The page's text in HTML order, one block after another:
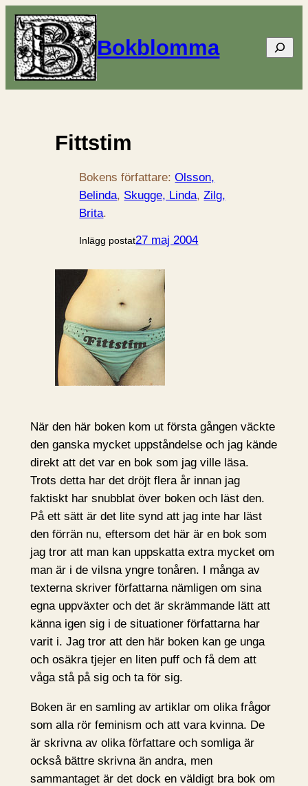
Bokblomma Sök
Fittstim
Bokens författare:Olsson,
Belinda, Skugge, Linda, Zilg,
Brita.
Inlägg postat27 maj 2004
När den här boken kom ut första gången väckte
den ganska mycket uppståndelse och jag kände
direkt att det var en bok som jag ville läsa.
Trots detta har det dröjt flera år innan jag
faktiskt har snubblat över boken och läst den.
På ett sätt är det lite synd att jag inte har läst
den förrän nu, eftersom det här är en bok som
jag tror att man kan uppskatta extra mycket om
man är i de vilsna yngre tonåren. I många av
texterna skriver författarna nämligen om sina
egna uppväxter och det är skrämmande lätt att
känna igen sig i de situationer författarna har
varit i. Jag tror att den här boken kan ge unga
och osäkra tjejer en liten puff och få dem att
våga stå på sig och ta för sig.
Boken är en samling av artiklar om olika frågor
som alla rör feminism och att vara kvinna. De
är skrivna av olika författare och somliga är
också bättre skrivna än andra, men
sammantaget är det dock en väldigt bra bok om